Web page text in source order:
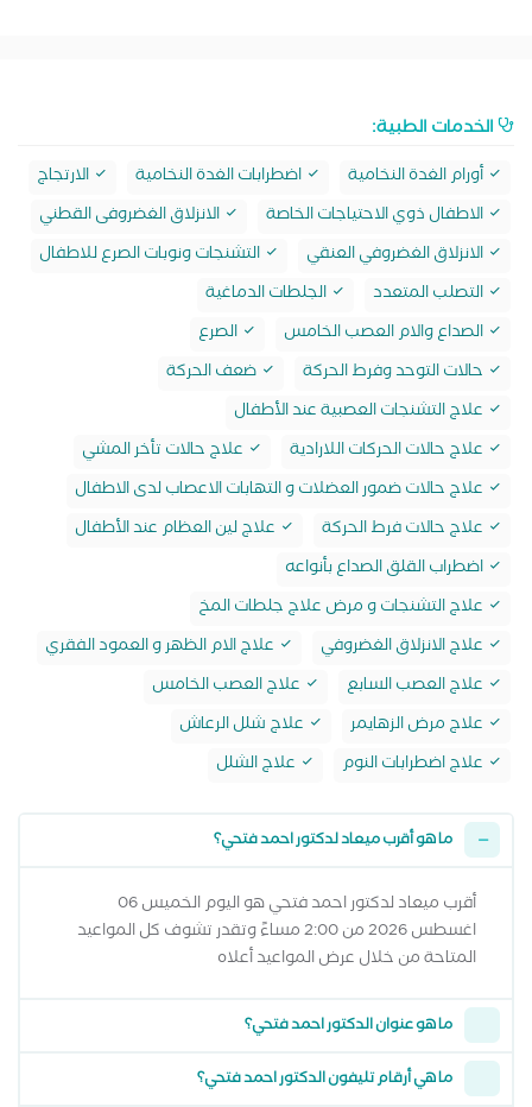
الخدمات الطبية:
أورام الغدة النخامية اضطرابات الغدة النخامية
الارتجاج
الاطفال ذوي الاحتياجات الخاصة
الانزلاق الغضروفى القطني
الانزلاق الغضروفي العنقي
التشنجات ونوبات الصرع للاطفال
التصلب المتعدد
الجلطات الدماغية
الصداع والام العصب الخامس
الصرع
حالات التوحد وفرط الحركة
ضعف الحركة
علاج التشنجات العصبية عند الأطفال
علاج حالات الحركات اللارادية
علاج حالات تأخر المشي
علاج حالات ضمور العضلات و التهابات الاعصاب لدى الاطفال
علاج حالات فرط الحركة
علاج لين العظام عند الأطفال
اضطراب القلق الصداع بأنواعه
علاج التشنجات و مرض علاج جلطات المخ
علاج الانزلاق الغضروفي
علاج الام الظهر و العمود الفقري
علاج العصب السابع
علاج العصب الخامس
علاج مرض الزهايمر
علاج شلل الرعاش
علاج اضطرابات النوم
علاج الشلل
ما هو أقرب ميعاد لدكتور احمد فتحي؟
أقرب ميعاد لدكتور احمد فتحي هو اليوم الخميس 06
اغسطس 2026 من 2:00 مساءً وتقدر تشوف كل المواعيد
المتاحة من خلال عرض المواعيد أعلاه
ما هو عنوان الدكتور احمد فتحي؟
ما هي أرقام تليفون الدكتور احمد فتحي؟